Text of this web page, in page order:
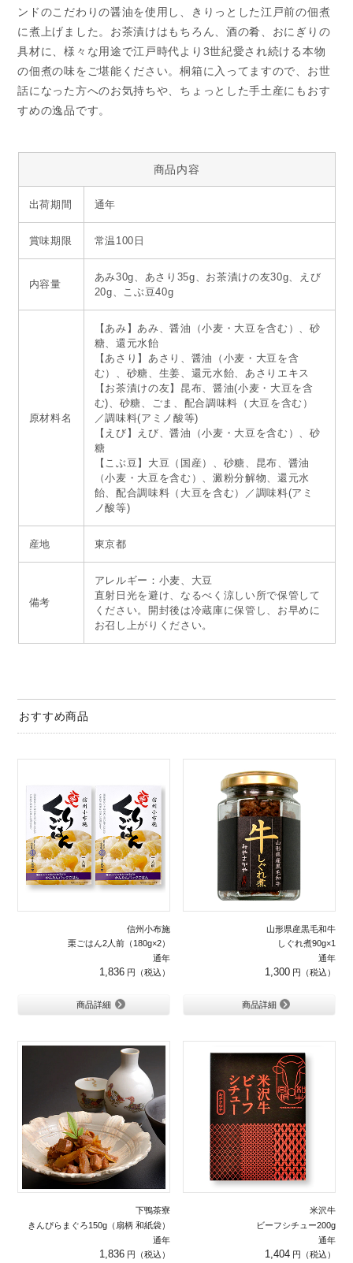
ンドのこだわりの醤油を使用し、きりっとした江戸前の佃煮
に煮上げました。お茶漬けはもちろん、酒の肴、おにぎりの
具材に、様々な用途で江戸時代より3世紀愛され続ける本物
の佃煮の味をご堪能ください。桐箱に入ってますので、お世
話になった方へのお気持ちや、ちょっとした手土産にもおす
すめの逸品です。
商品内容
出荷期間 通年
賞味期限 常温100日
内容量
あみ30g、あさり35g、お茶漬けの友30g、えび
20g、こぶ豆40g
原材料名
【あみ】あみ、醤油（小麦・大豆を含む）、砂
糖、還元水飴
【あさり】あさり、醤油（小麦・大豆を含
む）、砂糖、生姜、還元水飴、あさりエキス
【お茶漬けの友】昆布、醤油(小麦・大豆を含
む)、砂糖、ごま、配合調味料（大豆を含む）
／調味料(アミノ酸等)
【えび】えび、醤油（小麦・大豆を含む）、砂
糖
【こぶ豆】大豆（国産）、砂糖、昆布、醤油
（小麦・大豆を含む）、澱粉分解物、還元水
飴、配合調味料（大豆を含む）／調味料(アミ
ノ酸等)
産地 東京都
備考
アレルギー：小麦、大豆
直射日光を避け、なるべく涼しい所で保管して
ください。開封後は冷蔵庫に保管し、お早めに
お召し上がりください。
おすすめ商品
信州小布施
栗ごはん2人前（180g×2）
通年
1,836
商品詳細
山形県産黒毛和牛
しぐれ煮90g×1
通年
1,300
商品詳細
下鴨茶寮
きんぴらまぐろ150g（扇柄 和紙袋）
通年
1,836
米沢牛
ビーフシチュー200g
通年
1,404